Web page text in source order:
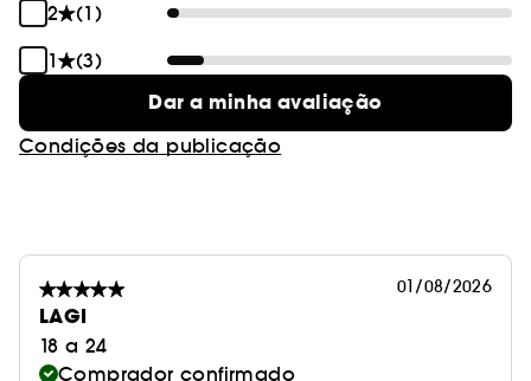
2
(1)
1
(3)
Dar a minha avaliação
Condições da publicação
01/08/2026
LAGI
18 a 24
Comprador confirmado